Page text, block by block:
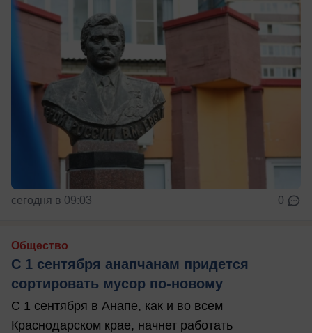
сегодня в 09:03 0
Общество
С 1 сентября анапчанам придется
сортировать мусор по-новому
С 1 сентября в Анапе, как и во всем
Краснодарском крае, начнет работать